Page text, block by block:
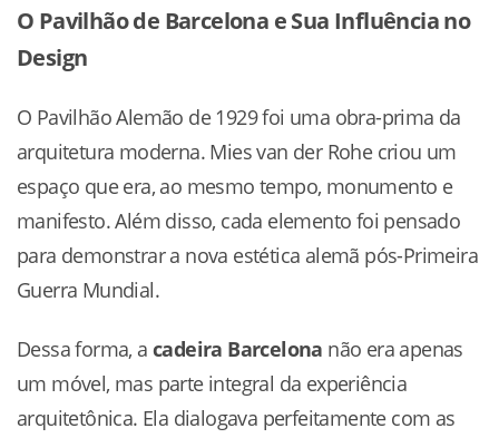
O Pavilhão de Barcelona e Sua Influência no
Design
O Pavilhão Alemão de 1929 foi uma obra-prima da
arquitetura moderna. Mies van der Rohe criou um
espaço que era, ao mesmo tempo, monumento e
manifesto. Além disso, cada elemento foi pensado
para demonstrar a nova estética alemã pós-Primeira
Guerra Mundial.
Dessa forma, a cadeira Barcelona não era apenas
um móvel, mas parte integral da experiência
arquitetônica. Ela dialogava perfeitamente com as